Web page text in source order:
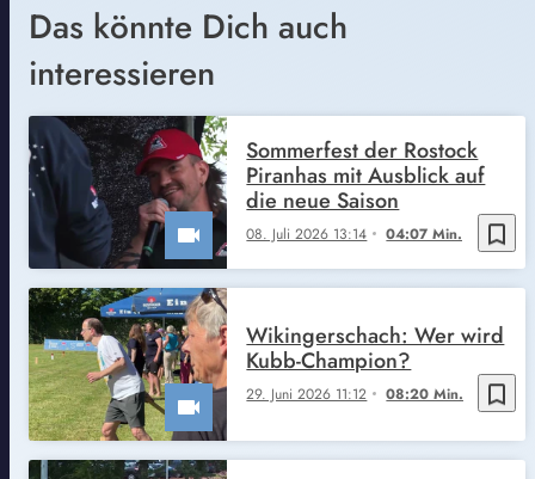
Das könnte Dich auch
interessieren
bookmark_border
08. Juli 2026 13:14 04:07 Min.
Sommerfest der Rostock
Piranhas mit Ausblick auf
die neue Saison
bookmark_border
29. Juni 2026 11:12 08:20 Min.
Wikingerschach: Wer wird
Kubb-Champion?